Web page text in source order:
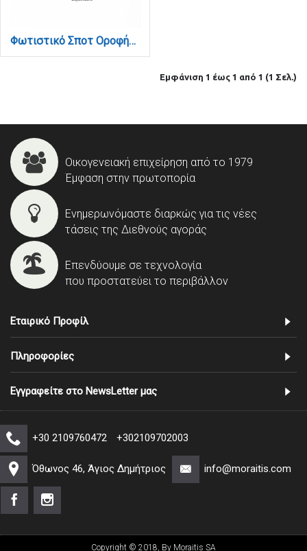
Φωτιστικό Σποτ Οροφής LED 12W, 3CCT, Μαύρο, 36° D:5x16,5cm (9091-Black)
Εμφάνιση 1 έως 1 από 1 (1 Σελ.)
Οικογενειακή επιχείρηση από το 1979
Έμφαση στην πρωτοπορία
Ενημερωνόμαστε διαρκώς για τις νέες
τάσεις της Διεθνούς αγοράς
Επενδύουμε σε τεχνολογία
που προστατεύει το περιβάλλον
Εταιρικό Προφίλ
Πληροφορίες
Εγγραφείτε στο NewsLetter μας
+30 2109760472 +302109702003
Όθωνος 46, Άγιος Δημήτριος info@moraitis.com
Copyright © 2018, By Moraitis SA